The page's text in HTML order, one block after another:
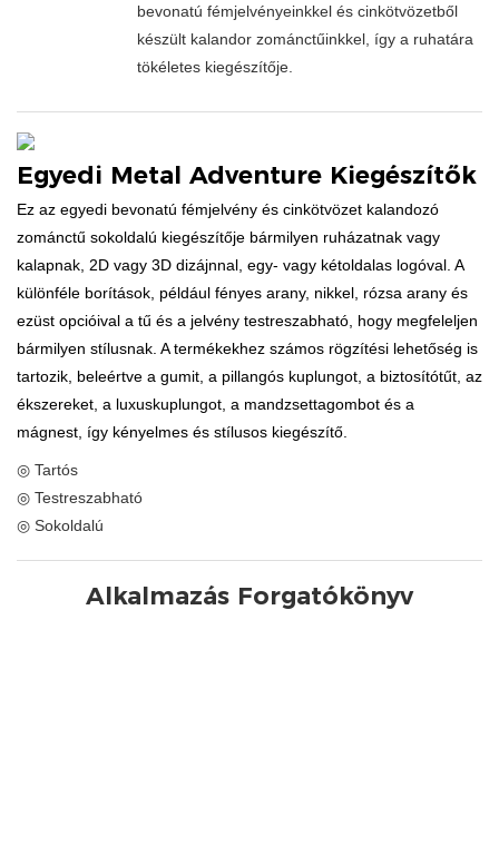
bevonatú fémjelvényeinkkel és cinkötvözetből
készült kalandor zománctűinkkel, így a ruhatára
tökéletes kiegészítője.
Egyedi Metal Adventure Kiegészítők
Ez az egyedi bevonatú fémjelvény és cinkötvözet kalandozó
zománctű sokoldalú kiegészítője bármilyen ruházatnak vagy
kalapnak, 2D vagy 3D dizájnnal, egy- vagy kétoldalas logóval. A
különféle borítások, például fényes arany, nikkel, rózsa arany és
ezüst opcióival a tű és a jelvény testreszabható, hogy megfeleljen
bármilyen stílusnak. A termékekhez számos rögzítési lehetőség is
tartozik, beleértve a gumit, a pillangós kuplungot, a biztosítótűt, az
ékszereket, a luxuskuplungot, a mandzsettagombot és a
mágnest, így kényelmes és stílusos kiegészítő.
◎ Tartós
◎ Testreszabható
◎ Sokoldalú
Alkalmazás Forgatókönyv